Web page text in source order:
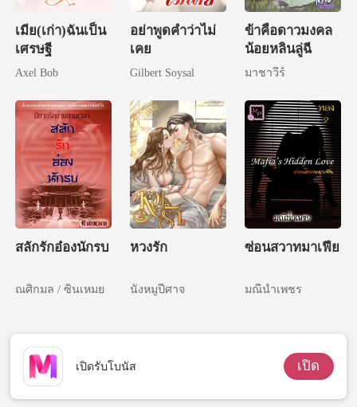
เมีย(เก่า)ฉันเป็น
เศรษฐี
Axel Bob
อย่าพูดคำว่าไม่
เคย
Gilbert Soysal
ข้าคือดาวมงคล
น้อยหลินลู่ฉี
มาชาวีร์
สลักรักอ๋องนักรบ
ณศิกมล / ซินเหมย
หวงรัก
นังหมูปีศาจ
ซ่อนสวาทมาเฟีย
มณีน้ำเพชร
เปิดรับโบนัส เปิด